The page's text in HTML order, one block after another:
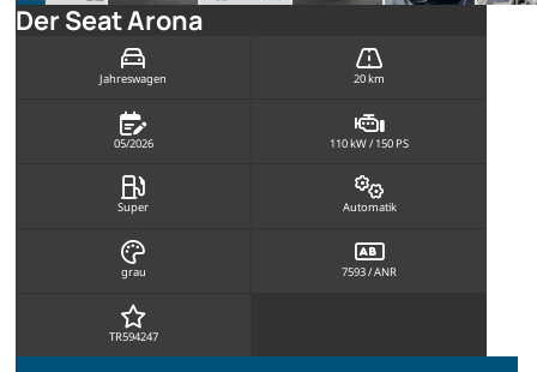
Der Seat Arona
Jahreswagen 20 km
05/2026 110 kW / 150 PS
Super Automatik
grau 7593 / ANR
TR594247